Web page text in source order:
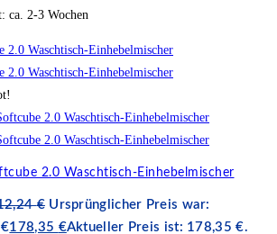
ca. 2-3 Wochen
2.0 Waschtisch-Einhebelmischer
€ Ursprünglicher Preis war:
178,35 €Aktueller Preis ist: 178,35 €.